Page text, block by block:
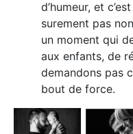
d’humeur, et
surement pas
un moment qui
aux enfants, de
demandons pas
bout de force.